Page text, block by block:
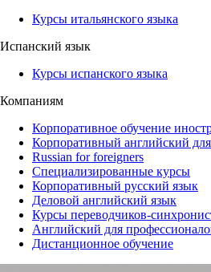
Курсы итальянского языка
Испанский язык
Курсы испанского языка
Компаниям
Корпоративное обучение
Корпоративный английский
Russian for foreigners
Специализированные курсы
Корпоративный русский язык
Деловой английский язык
Курсы переводчиков-
Английский для
Дистанционное обучение